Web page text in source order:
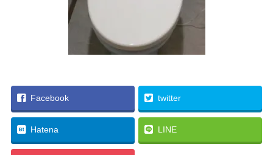
Facebook twitter
Hatena LINE